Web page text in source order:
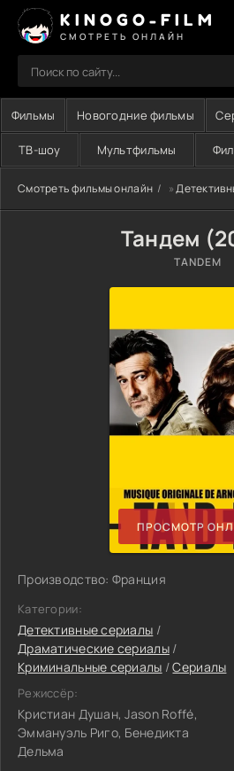
KINOGO-FILM
СМОТРЕТЬ ОНЛАЙН
Фильмы Новогодние фильмы
ТВ-шоу Мультфильмы
Смотреть фильмы онлайн »
Тандем
TANDEM
ПРОСМОТР
Производство: Франция
Категории:
Детективные сериалы /
Драматические сериалы/
Криминальные сериалы /Сериалы
Режиссёр:
Кристиан Душан, Jason Roffé,
Эммануэль Риго, Бенедикта
Дельма